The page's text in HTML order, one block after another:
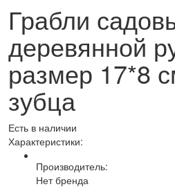
Грабли
деревянной
размер 17*8
зубца
Есть в наличии
Характеристики:
Производитель:
Нет бренда